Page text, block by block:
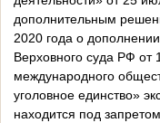
дополнительным
2020 года о
Верховного суда РФ от
международного
уголовное единство»
находится под